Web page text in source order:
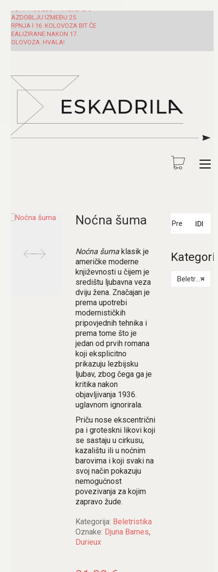
SVE NARUDŽBE PRIMLJENE U
RAZDOBLJU IZMEĐU 25.
SRPNJA I 16. KOLOVOZA BIT ĆE
REALIZIRANE NAKON 17.
KOLOVOZA. HVALA!
Noćna šuma
Noćna šuma klasik je
američke moderne
književnosti u čijem je
središtu ljubavna veza
dviju žena. Značajan je
prema upotrebi
modernističkih
pripovjednih tehnika i
prema tome što je
jedan od prvih romana
koji eksplicitno
prikazuju lezbijsku
ljubav, zbog čega ga je
kritika nakon
objavljivanja 1936.
uglavnom ignorirala.
Priču nose ekscentrični
pa i groteskni likovi koji
se sastaju u cirkusu,
kazalištu ili u noćnim
barovima i koji svaki na
svoj način pokazuju
nemogućnost
povezivanja za kojim
zapravo žude.
Kategorija: Beletristika
Oznake: Djuna Barnes,
Durieux
IDI
×
Beletristika